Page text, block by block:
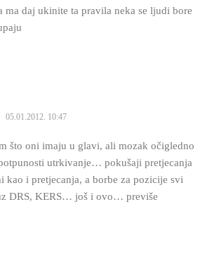
ma daj ukinite ta pravila neka se ljudi bore
05.01.2012. 10:47
što oni imaju u glavi, ali mozak očigledno
utrkivanje… pokušaji pretjecanja
kao i pretjecanja, a borbe za pozicije svi
DRS, KERS… još i ovo… previše